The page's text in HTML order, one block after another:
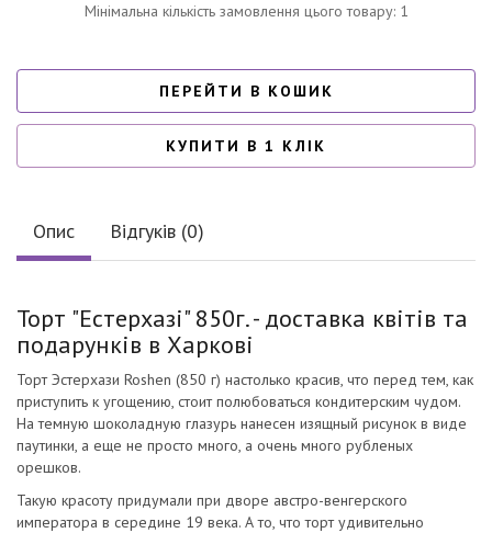
Мінімальна кількість замовлення цього товару: 1
ПЕРЕЙТИ В КОШИК
КУПИТИ В 1 КЛІК
Опис Відгуків (0)
Торт "Естерхазі" 850г. - доставка квітів та
подарунків в Харкові
Торт Эстерхази Roshen (850 г) настолько красив, что перед тем, как
приступить к угощению, стоит полюбоваться кондитерским чудом.
На темную шоколадную глазурь нанесен изящный рисунок в виде
паутинки, а еще не просто много, а очень много рубленых
орешков.
Такую красоту придумали при дворе австро-венгерского
императора в середине 19 века. А то, что торт удивительно